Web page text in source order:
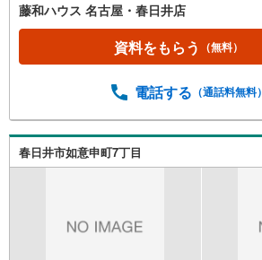
藤和ハウス 名古屋・春日井店
資料をもらう （無料）
電話する （通話料無料）
春日井市如意申町7丁目